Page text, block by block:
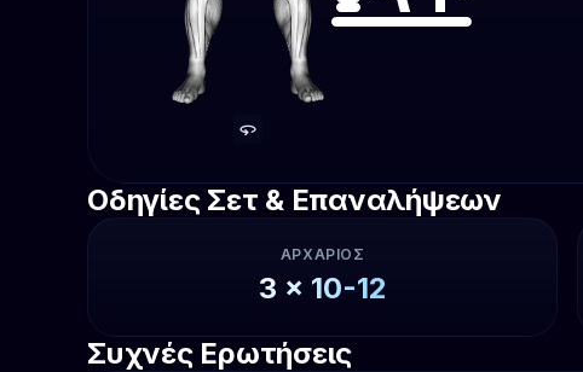
Οδηγίες Σετ & Επαναλήψεων
ΑΡΧΆΡΙΟΣ
3 x 10-12
Συχνές Ερωτήσεις